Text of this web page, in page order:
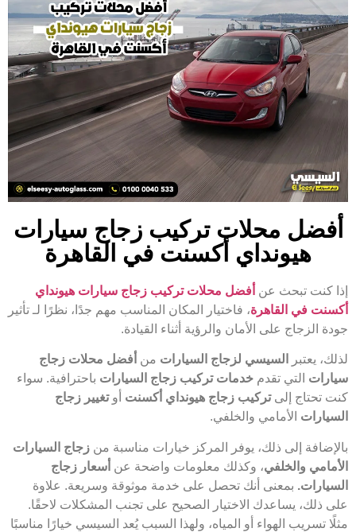
أفضل محلات تركيب زجاج سيارات
هيونداي أكسنت في القاهرة
إذا كنت تبحث عن أفضل محلات تركيب زجاج سيارات هيونداي
أكسنت في القاهرة، فاختيار المكان المناسب مهم جدًا، نظرًا لـ تأثير
جودة الزجاج على الأمان والرؤية أثناء القيادة.
لذلك، يعتبر السيسي لزجاج السيارات من أفضل محلات زجاج
سيارات التي تقدم خدمات تركيب زجاج السيارات باحترافية. سواء
كنت تحتاج إلىتركيب زجاج هيونداي أكسنت أوتغيير زجاج
السيارات الأمامي والخلفي.
بالإضافة إلى ذلك، يوفر المركز خيارات مناسبة من زجاج السيارات
الأمامي والخلفي، وكذلك معلومات واضحة عن أسعار زجاج
السيارات. بمعنى أنك تحصل على خدمة موثوقة وسريعة. علاوة
على ذلك، يساعدك الاختيار الصحيح على تجنب المشكلات لاحقًا.
مثلًا تسريب الهواء أو المياه، ولهذا السبب يُعد السيسي خيارًا مناسبًا